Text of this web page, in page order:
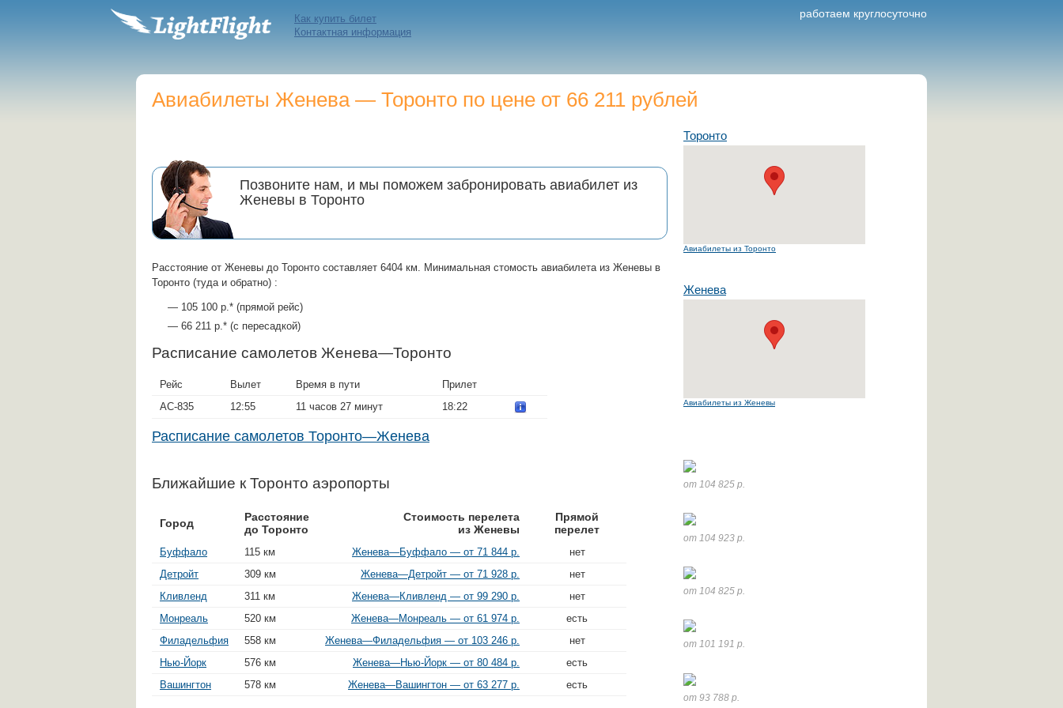
работаем круглосуточно
Как купить билет
Контактная информация
Авиабилеты Женева — Торонто по цене от 66 211 рублей
Позвоните нам, и мы поможем забронировать авиабилет из
Женевы в Торонто
Расстояние от Женевы до Торонто составляет 6404 км. Минимальная стомость авиабилета из Женевы в
Торонто (туда и обратно) :
— 105 100 р.* (прямой рейс)
— 66 211 р.* (с пересадкой)
Расписание самолетов Женева—Торонто
Рейс Вылет Время в пути
Прилет
AC-835
12:55 11 часов 27 минут 18:22
Расписание самолетов Торонто—Женева
Ближайшие к Торонто аэропорты
Город
Расстояние
до Торонто
Стоимость перелета
из Женевы
Прямой
перелет
Буффало 115 км Женева—Буффало — от 71 844 р.
нет
Детройт
309 км Женева—Детройт — от 71 928 р.
нет
Кливленд
311 км Женева—Кливленд — от 99 290 р.
нет
Монреаль
520 км Женева—Монреаль — от 61 974 р.
есть
Филадельфия
558 км Женева—Филадельфия — от 103 246 р.
нет
Нью-Йорк
576 км Женева—Нью-Йорк — от 80 484 р.
есть
Вашингтон
578 км Женева—Вашингтон — от 63 277 р. есть
Торонто
Авиабилеты из Торонто
Женева
Авиабилеты из Женевы
от 104 825 р.
от 104 923 р.
от 104 825 р.
от 101 191 р.
от 93 788 р.